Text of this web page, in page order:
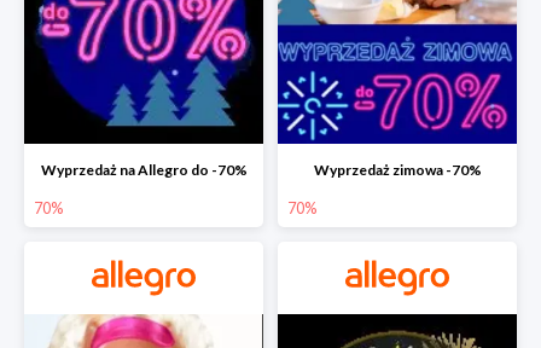
Wyprzedaż na Allegro do -70%
70%
Wyprzedaż zimowa -70%
70%